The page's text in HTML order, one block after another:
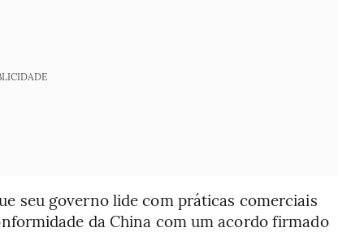
seu governo lide com práticas comerciais
da China com um acordo firmado